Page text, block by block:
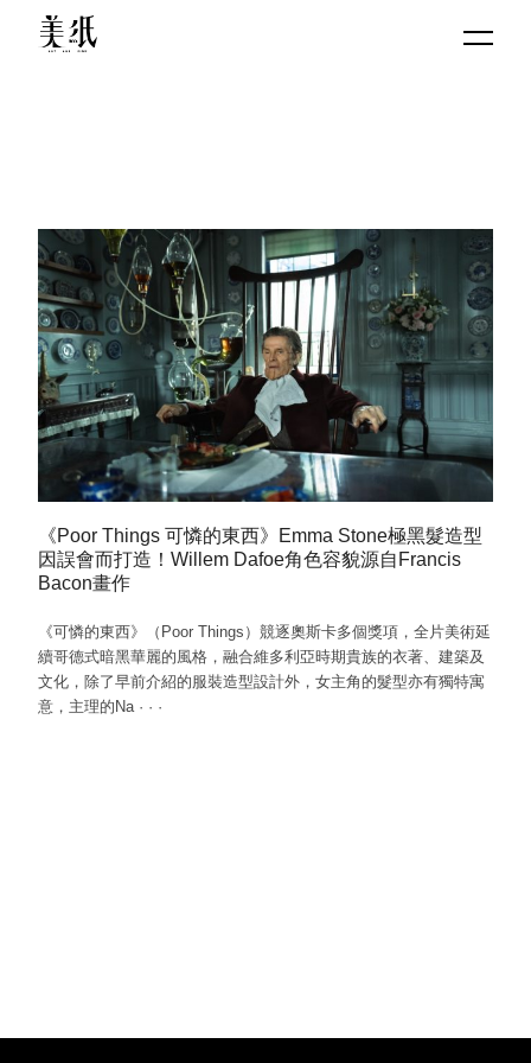
《Poor Things 可憐的東西》Emma Stone極黑髮造型
因誤會而打造！Willem Dafoe角色容貌源自Francis
Bacon畫作
《可憐的東西》（Poor Things）競逐奧斯卡多個獎項，全片美術延
續哥德式暗黑華麗的風格，融合維多利亞時期貴族的衣著、建築及
文化，除了早前介紹的服裝造型設計外，女主角的髮型亦有獨特寓
意，主理的Na · · ·